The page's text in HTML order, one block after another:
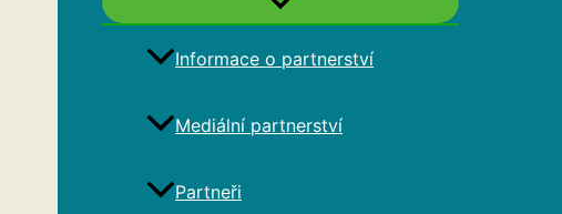
Informace o partnerství
Mediální partnerství
Partneři